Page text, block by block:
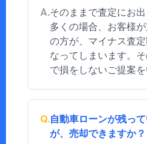
A.そのままで査定にお出
多くの場合、お客様
の方が、マイナス査
なってしまいます。
で損をしないご提案を
Q.自動車ローンが残っ
が、売却できますか？